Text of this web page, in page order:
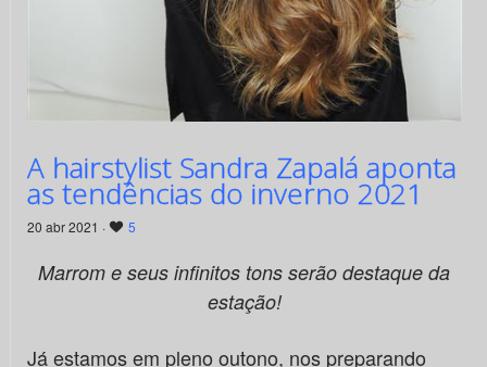
A hairstylist Sandra Zapalá aponta
as tendências do inverno 2021
20 abr 2021 · 5
Marrom e seus infinitos tons serão destaque da
estação!
Já estamos em pleno outono, nos preparando